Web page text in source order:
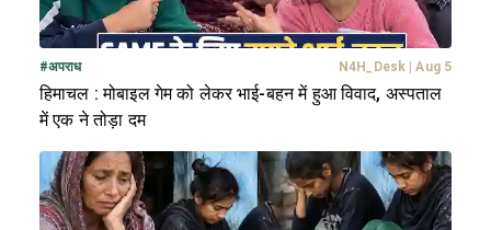
#अपराध N4H_Desk | Aug 5
हिमाचल : मोबाइल गेम को लेकर भाई-बहन में हुआ विवाद, अस्पताल
में एक ने तोड़ा दम